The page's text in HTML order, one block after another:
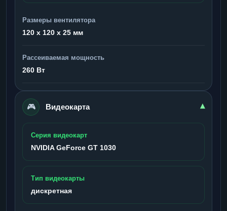
Размеры вентилятора
120 x 120 x 25 мм
Рассеиваемая мощность
260 Вт
🎮 Видеокарта ▾
Серия видеокарт
NVIDIA GeForce GT 1030
Тип видеокарты
дискретная